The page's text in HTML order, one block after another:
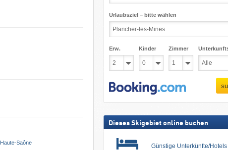
Haute-Saône
Urlaubsziel – bitte wählen
Erw. Kinder Zimmer
Dieses Skigebiet online buchen
Günstige Unterkünfte/Hotels